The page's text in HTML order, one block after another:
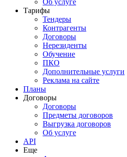
Об услуге
Тарифы
Тендеры
Контрагенты
Договоры
Нерезиденты
Обучение
ПКО
Дополнительные услуги
Реклама на сайте
Планы
Договоры
Договоры
Предметы договоров
Выгрузка договоров
Об услуге
API
Еще